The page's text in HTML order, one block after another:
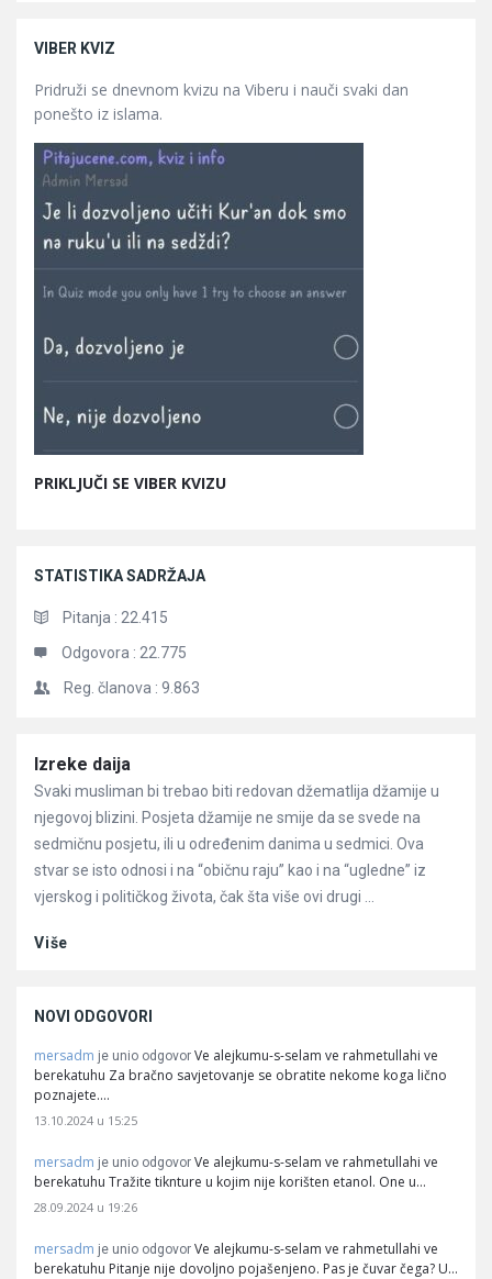
VIBER KVIZ
Pridruži se dnevnom kvizu na Viberu i nauči svaki dan
ponešto iz islama.
PRIKLJUČI SE VIBER KVIZU
STATISTIKA SADRŽAJA
Pitanja : 22.415
Odgovora : 22.775
Reg. članova : 9.863
Članci
Izreke daija
Svaki musliman bi trebao biti redovan džematlija džamije u
njegovoj blizini. Posjeta džamije ne smije da se svede na
sedmičnu posjetu, ili u određenim danima u sedmici. Ova
stvar se isto odnosi i na “običnu raju” kao i na “ugledne” iz
vjerskog i političkog života, čak šta više ovi drugi ...
Više
NOVI ODGOVORI
mersadm je unio odgovor Ve alejkumu-s-selam ve rahmetullahi ve
berekatuhu Za bračno savjetovanje se obratite nekome koga lično
poznajete.…
13.10.2024 u 15:25
mersadm je unio odgovor Ve alejkumu-s-selam ve rahmetullahi ve
berekatuhu Tražite tiknture u kojim nije korišten etanol. One u…
28.09.2024 u 19:26
mersadm je unio odgovor Ve alejkumu-s-selam ve rahmetullahi ve
berekatuhu Pitanje nije dovoljno pojašenjeno. Pas je čuvar čega? U…